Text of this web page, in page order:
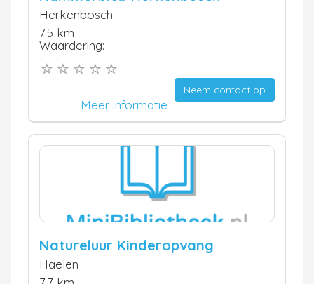
Herkenbosch
7.5 km
Waardering:
Neem contact op
Meer informatie
Natureluur Kinderopvang
Haelen